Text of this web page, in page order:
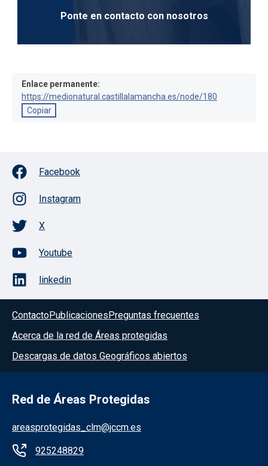
Ponte en contacto con nosotros
Enlace permanente:
https://medionatural.castillalamancha.es/node/180
Copiar
Facebook
Instagram
X
Youtube
linkedin
ContactoPublicaciones Preguntas frecuentes
Acerca de la red de Áreas protegidas
Descargas de datos Geográficos abiertos
Red de Áreas Protegidas
areasprotegidas_clm@jccm.es
925248829